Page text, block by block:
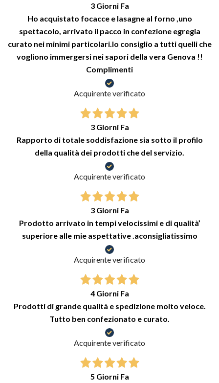
3 Giorni Fa
Ho acquistato focacce e lasagne al forno ,uno
spettacolo, arrivato il pacco in confezione egregia
curato nei minimi particolari.lo consiglio a tutti quelli che
vogliono immergersi nei sapori della vera Genova !!
Complimenti
Acquirente verificato
3 Giorni Fa
Rapporto di totale soddisfazione sia sotto il profilo
della qualità dei prodotti che del servizio.
Acquirente verificato
3 Giorni Fa
Prodotto arrivato in tempi velocissimi e di qualità’
superiore alle mie aspettative .aconsigliatissimo
Acquirente verificato
4 Giorni Fa
Prodotti di grande qualità e spedizione molto veloce.
Tutto ben confezionato e curato.
Acquirente verificato
5 Giorni Fa